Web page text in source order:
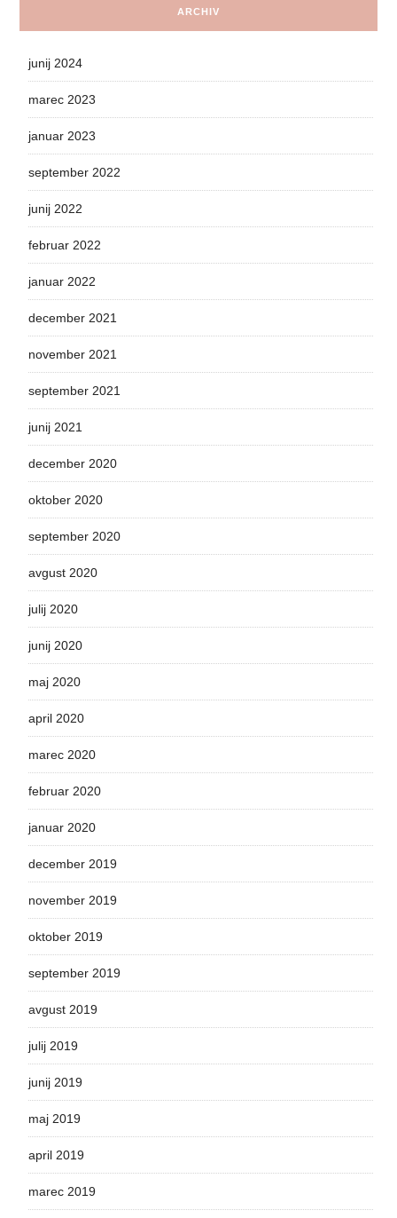
ARCHIV
junij 2024
marec 2023
januar 2023
september 2022
junij 2022
februar 2022
januar 2022
december 2021
november 2021
september 2021
junij 2021
december 2020
oktober 2020
september 2020
avgust 2020
julij 2020
junij 2020
maj 2020
april 2020
marec 2020
februar 2020
januar 2020
december 2019
november 2019
oktober 2019
september 2019
avgust 2019
julij 2019
junij 2019
maj 2019
april 2019
marec 2019